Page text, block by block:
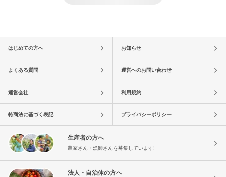
はじめての方へ お知らせ
よくある質問 運営へのお問い合わせ
運営会社 利用規約
特商法に基づく表記 プライバシーポリシー
生産者の方へ
農家さん・漁師さんを募集しています!
法人・自治体の方へ